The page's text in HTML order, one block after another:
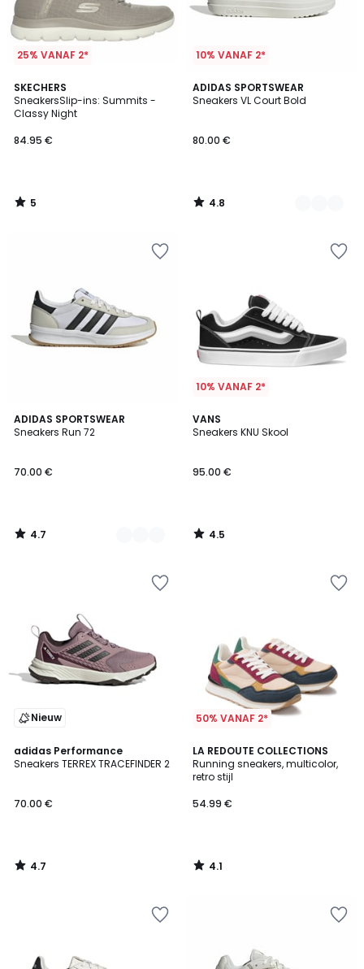
25% VANAF 2*
SKECHERS
SneakersSlip-ins: Summits -
Classy Night
84.95 €
5
/
5
5
/
10% VANAF 2*
ADIDAS SPORTSWEAR
Sneakers VL Court Bold
80.00 €
4.8
/ 5
6
Kleuren
4.8
/
ADIDAS SPORTSWEAR
Sneakers Run 72
70.00 €
4.7
/ 5
5
Kleuren
4.7
/
10% VANAF 2*
VANS
Sneakers KNU Skool
95.00 €
4.5
/ 5
4.5
/
Nieuw
adidas Performance
Sneakers TERREX TRACEFINDER 2
70.00 €
4.7
/ 5
4.7
/
50% VANAF 2*
LA REDOUTE COLLECTIONS
Running sneakers, multicolor,
retro stijl
54.99 €
4.1
/ 5
4.1
/